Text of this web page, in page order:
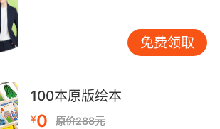
动画和歌曲，激发孩子们的学习
已经包含了大量的学习资源，足
需求。值得一提的是，Starfall还
功能，帮助孩子们纠正发音，提
选择适合孩子的英语学习APP
孩子的年龄、学习兴趣和学习目
几款APP均提供了免费版，家长
免费领取
100本原版绘本
¥0 原价288元